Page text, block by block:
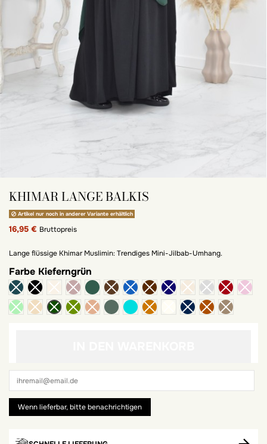
KHIMAR LANGE BALKIS
Artikel nur noch in anderer Variante erhältlich
16,95 € Bruttopreis
Lange flüssige Khimar Muslimin: Trendiges Mini-Jilbab-Umhang.
Farbe Kieferngrün
grüne Flasche
khaki Türkis